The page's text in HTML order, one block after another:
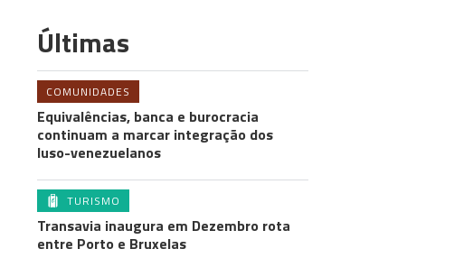
Últimas
COMUNIDADES
Equivalências, banca e burocracia
continuam a marcar integração dos
luso-venezuelanos
TURISMO
Transavia inaugura em Dezembro rota
entre Porto e Bruxelas